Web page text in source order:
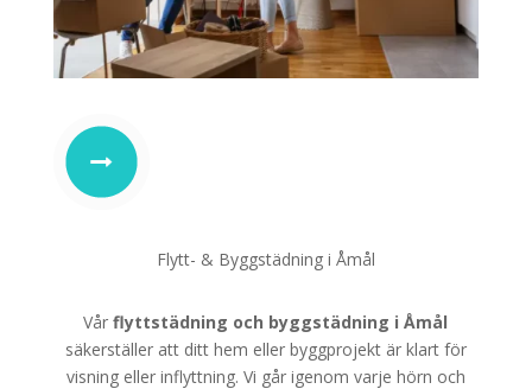
Flytt- & Byggstädning i Åmål
Vårflyttstädning och byggstädning i Åmål
säkerställer att ditt hem eller byggprojekt är klart för
visning eller inflyttning. Vi går igenom varje hörn och